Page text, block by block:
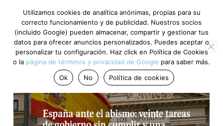
Utilizamos cookies de analítica anónimas, propias para su
correcto funcionamiento y de publicidad. Nuestros socios
(incluido Google) pueden almacenar, compartir y gestionar tus
datos para ofrecer anuncios personalizados. Puedes aceptar o
personalizar tu configuración. Haz click en Política de Cookies
o la página de términos y privacidad de Google para saber más.
Ok
No Política de cookies